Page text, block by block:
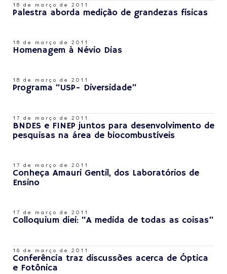
18 de março de 2011
Palestra aborda medição de grandezas físicas
18 de março de 2011
Homenagem à Névio Dias
18 de março de 2011
Programa “USP- Diversidade”
17 de março de 2011
BNDES e FINEP juntos para desenvolvimento de
pesquisas na área de biocombustíveis
17 de março de 2011
Conheça Amauri Gentil, dos Laboratórios de
Ensino
17 de março de 2011
Colloquium diei: “A medida de todas as coisas”
16 de março de 2011
Conferência traz discussões acerca de Óptica
e Fotônica